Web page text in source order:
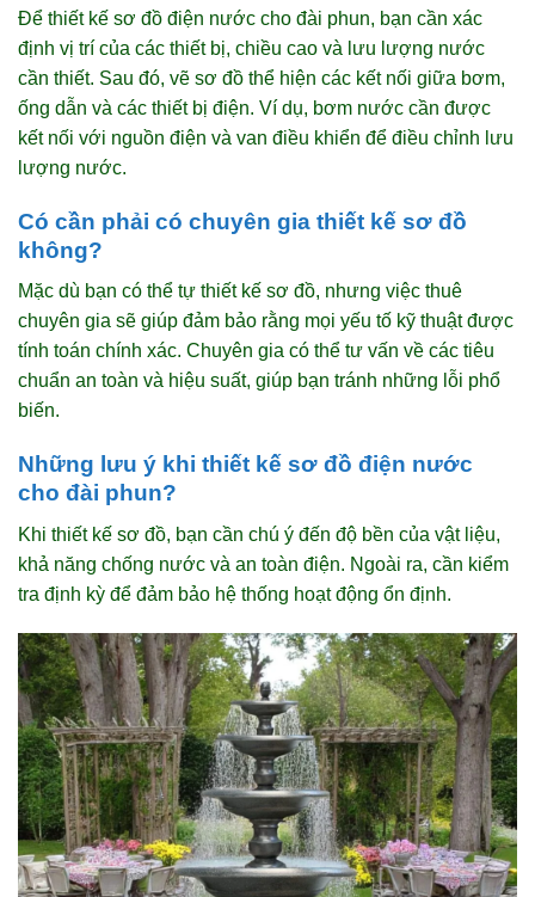
Để thiết kế sơ đồ điện nước cho đài phun, bạn cần xác
định vị trí của các thiết bị, chiều cao và lưu lượng nước
cần thiết. Sau đó, vẽ sơ đồ thể hiện các kết nối giữa bơm,
ống dẫn và các thiết bị điện. Ví dụ, bơm nước cần được
kết nối với nguồn điện và van điều khiển để điều chỉnh lưu
lượng nước.
Có cần phải có chuyên gia thiết kế sơ đồ
không?
Mặc dù bạn có thể tự thiết kế sơ đồ, nhưng việc thuê
chuyên gia sẽ giúp đảm bảo rằng mọi yếu tố kỹ thuật được
tính toán chính xác. Chuyên gia có thể tư vấn về các tiêu
chuẩn an toàn và hiệu suất, giúp bạn tránh những lỗi phổ
biến.
Những lưu ý khi thiết kế sơ đồ điện nước
cho đài phun?
Khi thiết kế sơ đồ, bạn cần chú ý đến độ bền của vật liệu,
khả năng chống nước và an toàn điện. Ngoài ra, cần kiểm
tra định kỳ để đảm bảo hệ thống hoạt động ổn định.